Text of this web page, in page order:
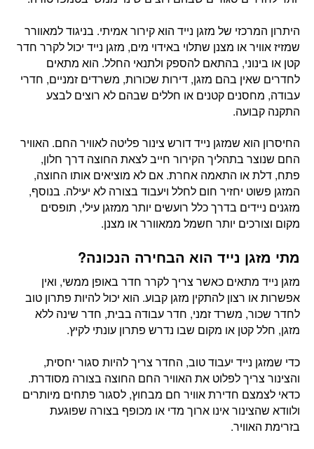
היתרון המרכזי של מזגן נייד הוא קירור אמיתי. בניגוד למאוורר
שמזיז אוויר או מצנן שתלוי באידוי מים, מזגן נייד יכול לקרר חדר
קטן או בינוני, בהתאם להספק ולתנאי החלל. הוא מתאים
לחדרים שאין בהם מזגן, דירות שכורות, משרדים זמניים, חדרי
עבודה, מחסנים קטנים או חללים שבהם לא רוצים לבצע
התקנה קבועה.
החיסרון הוא שמזגן נייד דורש צינור פליטה לאוויר החם. האוויר
החם שנוצר בתהליך הקירור חייב לצאת החוצה דרך חלון,
פתח, דלת או התאמה אחרת. אם לא מוציאים אותו החוצה,
המזגן פשוט יחזיר חום לחלל ויעבוד בצורה לא יעילה. בנוסף,
מזגנים ניידים בדרך כלל רועשים יותר ממזגן עילי, תופסים
מקום וצורכים יותר חשמל ממאוורר או מצנן.
מתי מזגן נייד הוא הבחירה הנכונה?
מזגן נייד מתאים כאשר צריך לקרר חדר באופן ממשי, ואין
אפשרות או רצון להתקין מזגן קבוע. הוא יכול להיות פתרון טוב
לחדר שכור, משרד זמני, חדר עבודה בבית, חדר שינה ללא
מזגן, חלל קטן או מקום שבו נדרש פתרון עונתי לקיץ.
כדי שמזגן נייד יעבוד טוב, החדר צריך להיות סגור יחסית,
והצינור צריך לפלוט את האוויר החם החוצה בצורה מסודרת.
כדאי לצמצם חדירת אוויר חם מבחוץ, לסגור פתחים מיותרים
ולוודא שהצינור אינו ארוך מדי או מכופף בצורה שפוגעת
בזרימת האוויר.